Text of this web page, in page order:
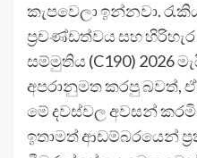
කැපවෙලා ඉන්නවා.
ප්‍රචණ්ඩත්වය සහ
සම්මුතිය (C190) 2026
අපරානුමත කරපු බවත්,
මේ දවස්වල අවසන්
ඉතාමත් ආඩම්බරයෙන්